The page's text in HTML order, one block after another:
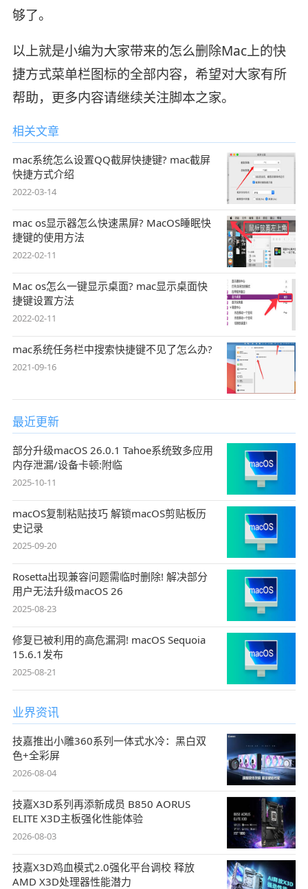
够了。
以上就是小编为大家带来的怎么删除Mac上的快
捷方式菜单栏图标的全部内容，希望对大家有所
帮助，更多内容请继续关注脚本之家。
相关文章
mac系统怎么设置QQ截屏快捷键? mac截屏
快捷方式介绍
2022-03-14
mac os显示器怎么快速黑屏? MacOS睡眠快
捷键的使用方法
2022-02-11
Mac os怎么一键显示桌面? mac显示桌面快
捷键设置方法
2022-02-11
mac系统任务栏中搜索快捷键不见了怎么办?
2021-09-16
最近更新
部分升级macOS 26.0.1 Tahoe系统致多应用
内存泄漏/设备卡顿:附临
2025-10-11
macOS复制粘贴技巧 解锁macOS剪贴板历
史记录
2025-09-20
Rosetta出现兼容问题需临时删除! 解决部分
用户无法升级macOS 26
2025-08-23
修复已被利用的高危漏洞! macOS Sequoia
15.6.1发布
2025-08-21
业界资讯
技嘉推出小雕360系列一体式水冷：黑白双
色+全彩屏
2026-08-04
技嘉X3D系列再添新成员 B850 AORUS
ELITE X3D主板强化性能体验
2026-08-03
技嘉X3D鸡血模式2.0强化平台调校 释放
AMD X3D处理器性能潜力